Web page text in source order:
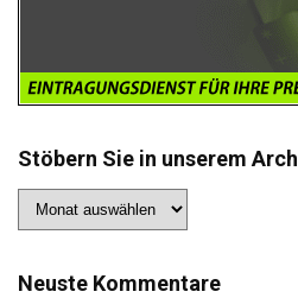
Stöbern Sie in unserem
Sie
Archiv
Neuste Kommentare